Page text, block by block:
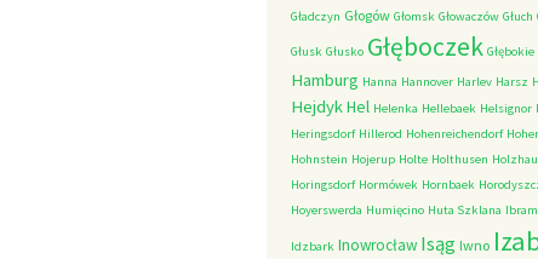
Gładczyn Głogów Głomsk Głowaczów Głuch
Głusk Głusko Głęboczek Głębokie
Hamburg Hanna Hannover Harlev Harsz
HejdykHel Helenka Hellebaek Helsignor
Heringsdorf Hillerod Hohenreichendorf
Hohnstein Hojerup Holte Holthusen
Horingsdorf Hormówek Hornbaek
Hoyerswerda Humięcino Huta Szklana
Idzbark Inowrocław Isąg Iwno